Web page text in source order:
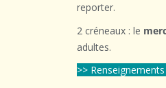
reporter.
2 créneaux : le
adultes.
>>